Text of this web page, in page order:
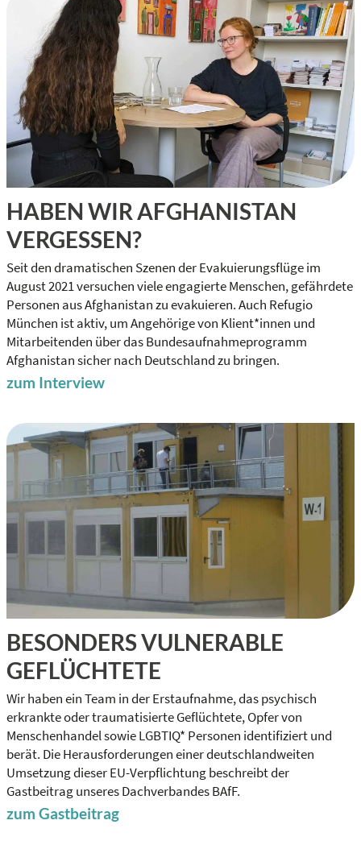
HABEN WIR AFGHANISTAN
VERGESSEN?
Seit den dramatischen Szenen der Evakuierungsflüge im
August 2021 versuchen viele engagierte Menschen, gefährdete
Personen aus Afghanistan zu evakuieren. Auch Refugio
München ist aktiv, um Angehörige von Klient*innen und
Mitarbeitenden über das Bundesaufnahmeprogramm
Afghanistan sicher nach Deutschland zu bringen.
zum Interview
BESONDERS VULNERABLE
GEFLÜCHTETE
Wir haben ein Team in der Erstaufnahme, das psychisch
erkrankte oder traumatisierte Geflüchtete, Opfer von
Menschenhandel sowie LGBTIQ* Personen identifiziert und
berät. Die Herausforderungen einer deutschlandweiten
Umsetzung dieser EU-Verpflichtung beschreibt der
Gastbeitrag unseres Dachverbandes BAfF.
zum Gastbeitrag